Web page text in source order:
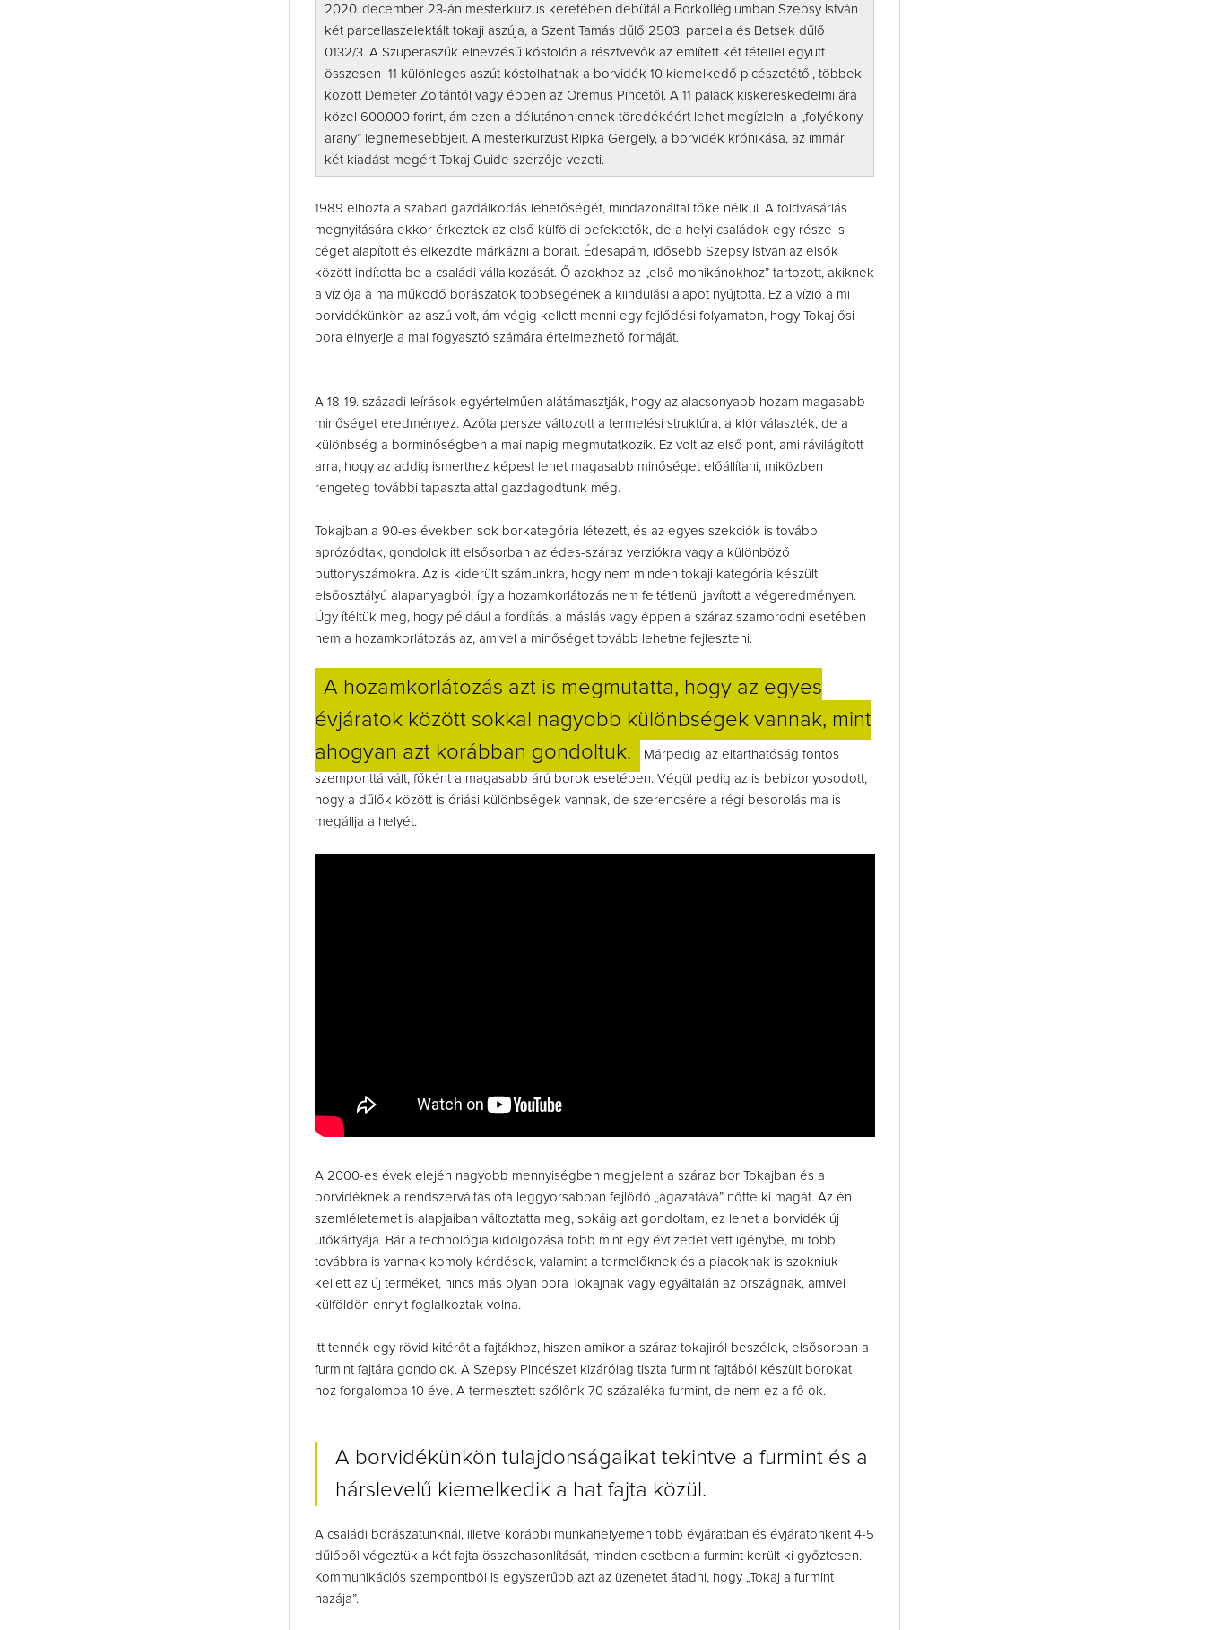
2020. december 23-án mesterkurzus keretében debütál a Borkollégiumban Szepsy István
két parcellaszelektált tokaji aszúja, a Szent Tamás dűlő 2503. parcella és Betsek dűlő
0132/3. A Szuperaszúk elnevzésű kóstolón a résztvevők az említett két tétellel együtt
összesen 11 különleges aszút kóstolhatnak a borvidék 10 kiemelkedő picészetétől, többek
között Demeter Zoltántól vagy éppen az Oremus Pincétől. A 11 palack kiskereskedelmi ára
közel 600.000 forint, ám ezen a délutánon ennek töredékéért lehet megízlelni a „folyékony
arany” legnemesebbjeit. A mesterkurzust Ripka Gergely, a borvidék krónikása, az immár
két kiadást megért Tokaj Guide szerzője vezeti.
1989 elhozta a szabad gazdálkodás lehetőségét, mindazonáltal tőke nélkül. A földvásárlás
megnyitására ekkor érkeztek az első külföldi befektetők, de a helyi családok egy része is
céget alapított és elkezdte márkázni a borait. Édesapám, idősebb Szepsy István az elsők
között indította be a családi vállalkozását. Ő azokhoz az „első mohikánokhoz” tartozott, akiknek
a víziója a ma működő borászatok többségének a kiindulási alapot nyújtotta. Ez a vízió a mi
borvidékünkön az aszú volt, ám végig kellett menni egy fejlődési folyamaton, hogy Tokaj ősi
bora elnyerje a mai fogyasztó számára értelmezhető formáját.
A 18-19. századi leírások egyértelműen alátámasztják, hogy az alacsonyabb hozam magasabb
minőséget eredményez. Azóta persze változott a termelési struktúra, a klónválaszték, de a
különbség a borminőségben a mai napig megmutatkozik. Ez volt az első pont, ami rávilágított
arra, hogy az addig ismerthez képest lehet magasabb minőséget előállítani, miközben
rengeteg további tapasztalattal gazdagodtunk még.
Tokajban a 90-es években sok borkategória létezett, és az egyes szekciók is tovább
aprózódtak, gondolok itt elsősorban az édes-száraz verziókra vagy a különböző
puttonyszámokra. Az is kiderült számunkra, hogy nem minden tokaji kategória készült
elsőosztályú alapanyagból, így a hozamkorlátozás nem feltétlenül javított a végeredményen.
Úgy ítéltük meg, hogy például a fordítás, a máslás vagy éppen a száraz szamorodni esetében
nem a hozamkorlátozás az, amivel a minőséget tovább lehetne fejleszteni.
A hozamkorlátozás azt is megmutatta, hogy az egyes
évjáratok között sokkal nagyobb különbségek vannak, mint
ahogyan azt korábban gondoltuk.
Márpedig az eltarthatóság fontos
szemponttá vált, főként a magasabb árú borok esetében. Végül pedig az is bebizonyosodott,
hogy a dűlők között is óriási különbségek vannak, de szerencsére a régi besorolás ma is
megállja a helyét.
A 2000-es évek elején nagyobb mennyiségben megjelent a száraz bor Tokajban és a
borvidéknek a rendszerváltás óta leggyorsabban fejlődő „ágazatává” nőtte ki magát. Az én
szemléletemet is alapjaiban változtatta meg, sokáig azt gondoltam, ez lehet a borvidék új
ütőkártyája. Bár a technológia kidolgozása több mint egy évtizedet vett igénybe, mi több,
továbbra is vannak komoly kérdések, valamint a termelőknek és a piacoknak is szokniuk
kellett az új terméket, nincs más olyan bora Tokajnak vagy egyáltalán az országnak, amivel
külföldön ennyit foglalkoztak volna.
Itt tennék egy rövid kitérőt a fajtákhoz, hiszen amikor a száraz tokajiról beszélek, elsősorban a
furmint fajtára gondolok. A Szepsy Pincészet kizárólag tiszta furmint fajtából készült borokat
hoz forgalomba 10 éve. A termesztett szőlőnk 70 százaléka furmint, de nem ez a fő ok.
A borvidékünkön tulajdonságaikat tekintve a furmint és a
hárslevelű kiemelkedik a hat fajta közül.
A családi borászatunknál, illetve korábbi munkahelyemen több évjáratban és évjáratonként 4-5
dűlőből végeztük a két fajta összehasonlítását, minden esetben a furmint került ki győztesen.
Kommunikációs szempontból is egyszerűbb azt az üzenetet átadni, hogy „Tokaj a furmint
hazája”.